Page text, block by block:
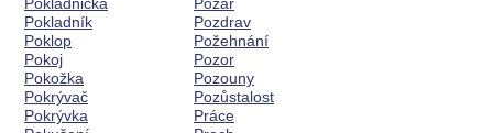
Pokladník
Poklop
Pokoj
Pokožka
Pokrývač
Pokrývka
Pozdrav
Požehnání
Pozor
Pozouny
Pozůstalost
Práce